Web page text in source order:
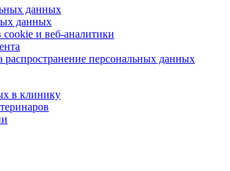
данных
данных
и веб-аналитики
распространение персональных данных
в клинику